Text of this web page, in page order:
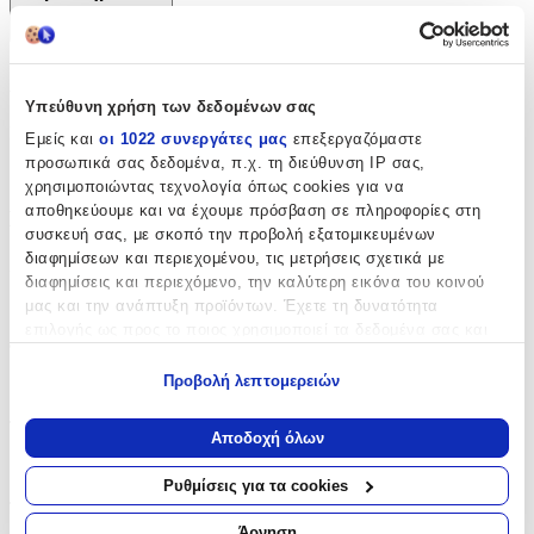
Υπεύθυνη χρήση των δεδομένων σας
Εμείς και οι 1022 συνεργάτες μας επεξεργαζόμαστε
προσωπικά σας δεδομένα, π.χ. τη διεύθυνση IP σας,
χρησιμοποιώντας τεχνολογία όπως cookies για να
αποθηκεύουμε και να έχουμε πρόσβαση σε πληροφορίες στη
συσκευή σας, με σκοπό την προβολή εξατομικευμένων
διαφημίσεων και περιεχομένου, τις μετρήσεις σχετικά με
διαφημίσεις και περιεχόμενο, την καλύτερη εικόνα του κοινού
μας και την ανάπτυξη προϊόντων. Έχετε τη δυνατότητα
Να συλλέξουμε πληροφορίες σχετικά με τη γεωγραφική
σας τοποθεσία, οι οποίες μπορεί να είναι ακριβείς σε
απόσταση μερικών μέτρων
Να αναγνωρίσουμε τη συσκευή σας σαρώνοντας ενεργά
για συγκεκριμένα χαρακτηριστικά (δακτυλικό αποτύπωμα)
Προβολή λεπτομερειών
Αποδοχή όλων
Ρυθμίσεις για τα cookies
Κατασκευαστής:
Bagtrotter
Βασικά Χαρακτηριστικά
Χρώμα:
Πολύχρωμο
Φύλο:
Τύπος
Πλάτης
Τάξη: